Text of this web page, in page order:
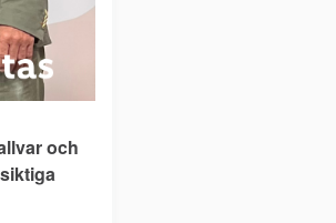
och